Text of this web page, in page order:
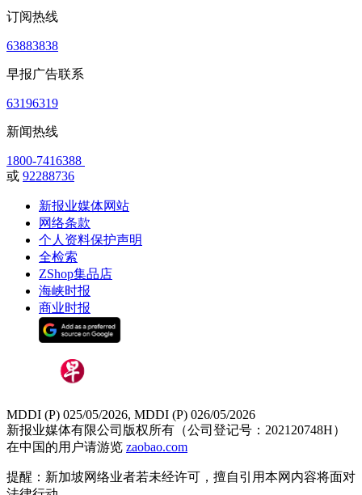
订阅热线
63883838
早报广告联系
63196319
新闻热线
1800-7416388
或 92288736
新报业媒体网站
网络条款
个人资料保护声明
全检索
ZShop集品店
海峡时报
商业时报
MDDI (P) 025/05/2026, MDDI (P) 026/05/2026
新报业媒体有限公司版权所有（公司登记号：202120748H）
在中国的用户请游览 zaobao.com
提醒：新加坡网络业者若未经许可，擅自引用本网内容将面对